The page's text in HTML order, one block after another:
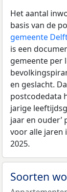
Het aantal
basis van de
gemeente
is een
gemeente per
en geslacht.
postcodedata
jarige
jaar en
voor alle jaren
2025.
Soorten